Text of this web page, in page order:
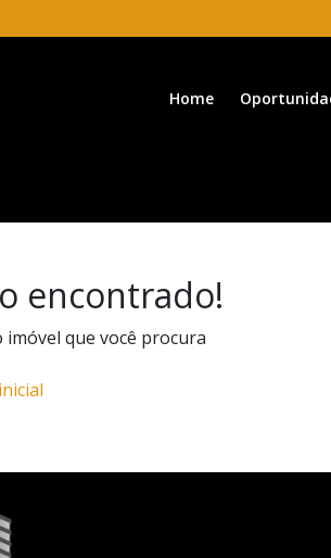
Home
encontrado!
que você procura